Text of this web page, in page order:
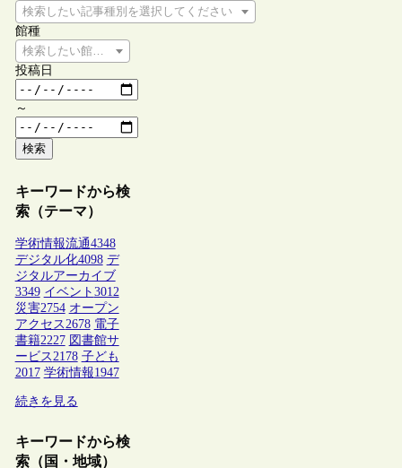
検索したい記事種別を選択してください
館種
検索したい館種を選択してください
投稿日
～
検索
キーワードから検
索（テーマ）
学術情報流通4348
デジタル化4098 デ
ジタルアーカイブ
3349 イベント 3012
災害2754 オープン
アクセス2678 電子
書籍2227 図書館サ
ービス2178 子ども
2017 学術情報1947
続きを見る
キーワードから検
索（国・地域）